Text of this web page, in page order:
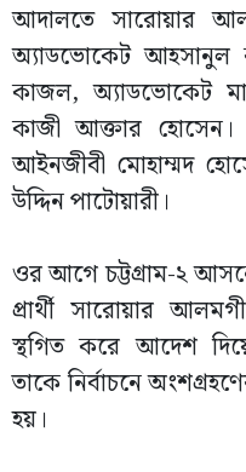
আদালতে সারোয়ার
অ্যাডভোকেট আহসানুল
কাজল, অ্যাডভোকেট
কাজী আক্তার হোসেন।
আইনজীবী মোহাম্মদ
উদ্দিন পাটোয়ারী।
ওর আগে চট্টগ্রাম-২
প্রার্থী সারোয়ার
স্থগিত করে আদেশ
তাকে নির্বাচনে
হয়।